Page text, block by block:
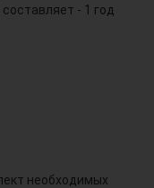
- 1 год
необходимых